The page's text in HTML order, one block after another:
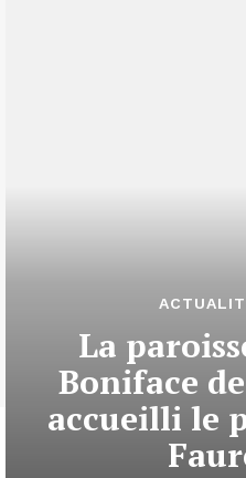
La
Boniface
accueilli le